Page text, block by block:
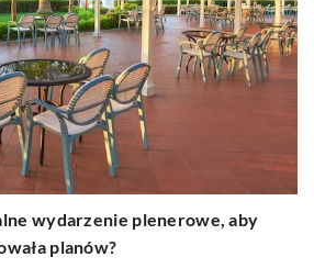
wydarzenie plenerowe, aby
planów?